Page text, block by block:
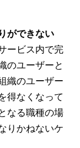
ができない
ービス内で完
のユーザーと
織のユーザー
得なくなって
なる職種の場
りかねないケ